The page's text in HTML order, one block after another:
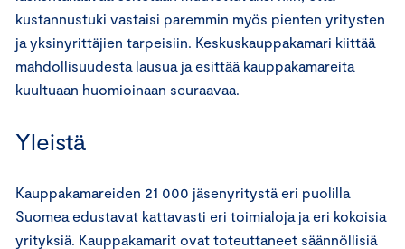
kustannustuki vastaisi paremmin myös pienten yritysten
ja yksinyrittäjien tarpeisiin. Keskuskauppakamari kiittää
mahdollisuudesta lausua ja esittää kauppakamareita
kuultuaan huomioinaan seuraavaa.
Yleistä
Kauppakamareiden 21 000 jäsenyritystä eri puolilla
Suomea edustavat kattavasti eri toimialoja ja eri kokoisia
yrityksiä. Kauppakamarit ovat toteuttaneet säännöllisiä